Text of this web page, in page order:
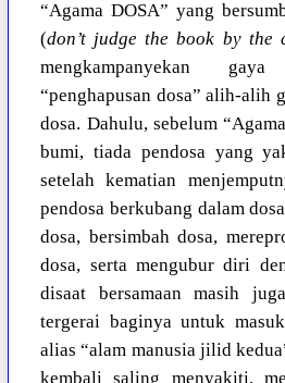
“Agama DOSA” yang
(don’t judge the book by the
mengkampanyekan
“penghapusan dosa” alih-alih
dosa. Dahulu, sebelum
bumi, tiada pendosa yang
setelah kematian
pendosa berkubang dalam
dosa, bersimbah dosa,
dosa, serta mengubur diri
disaat bersamaan masih
tergerai baginya untuk
alias “alam manusia jilid
kembali saling menyakiti,